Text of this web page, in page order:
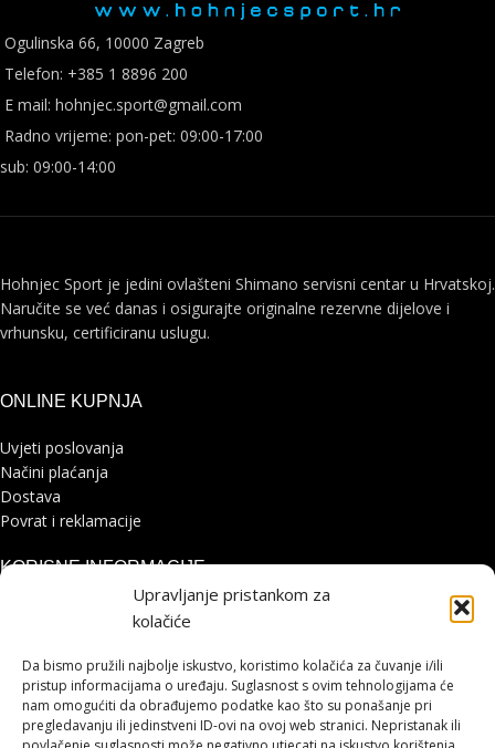
Upravljanje pristankom za
kolačiće
Da bismo pružili najbolje iskustvo, koristimo kolačića za čuvanje i/ili
pristup informacijama o uređaju. Suglasnost s ovim tehnologijama će
nam omogućiti da obrađujemo podatke kao što su ponašanje pri
pregledavanju ili jedinstveni ID-ovi na ovoj web stranici. Nepristanak ili
Ogulinska 66, 10000 Zagreb
Telefon: +385 1 8896 200
E mail: hohnjec.sport@gmail.com
Radno vrijeme: pon-pet: 09:00-17:00
sub: 09:00-14:00
Hohnjec Sport je jedini ovlašteni Shimano servisni centar u Hrvatskoj.
Naručite se već danas i osigurajte originalne rezervne dijelove i
vrhunsku, certificiranu uslugu.
ONLINE KUPNJA
Uvjeti poslovanja
Načini plaćanja
Dostava
Povrat i reklamacije
KORISNE INFORMACIJE
Zaštita osobnih podataka
Pohvale i prigovori
Platforma za online rješavanje sporova
STRANICE